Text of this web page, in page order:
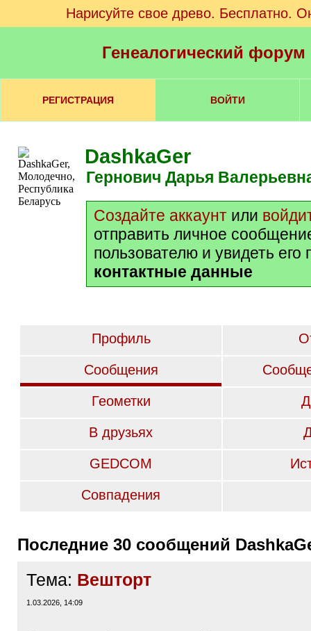
Нарисуйте свое древо. Бесплатно.
Генеалогический
РЕГИСТРАЦИЯ ВОЙТИ
DashkaGer
Гернович Дарья
Создайте аккаунт или
отправить личное
пользователю и увидеть его
контактные данные
Профиль
Сообщения
Геометки
В друзьях
GEDCOM
Совпадения
Последние 30 сообщений
Тема: Вешторт
1.03.2026, 14:09